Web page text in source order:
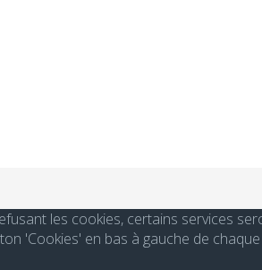
les cookies, certains services
'Cookies' en bas à gauche de